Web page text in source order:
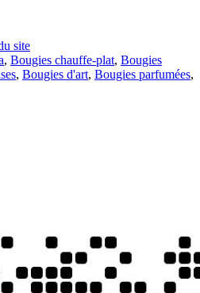
site
, Bougies chauffe-plat, Bougies
, Bougies d'art, Bougies parfumées,